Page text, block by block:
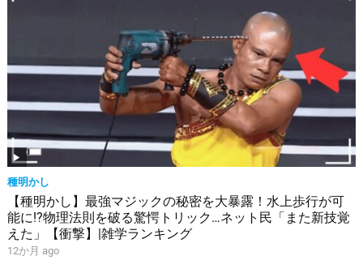
種明かし
【種明かし】最強マジックの秘密を大暴露！水上歩行が可
能に!?物理法則を破る驚愕トリック…ネット民「また新技覚
えた」【衝撃】|雑学ランキング
12か月 ago